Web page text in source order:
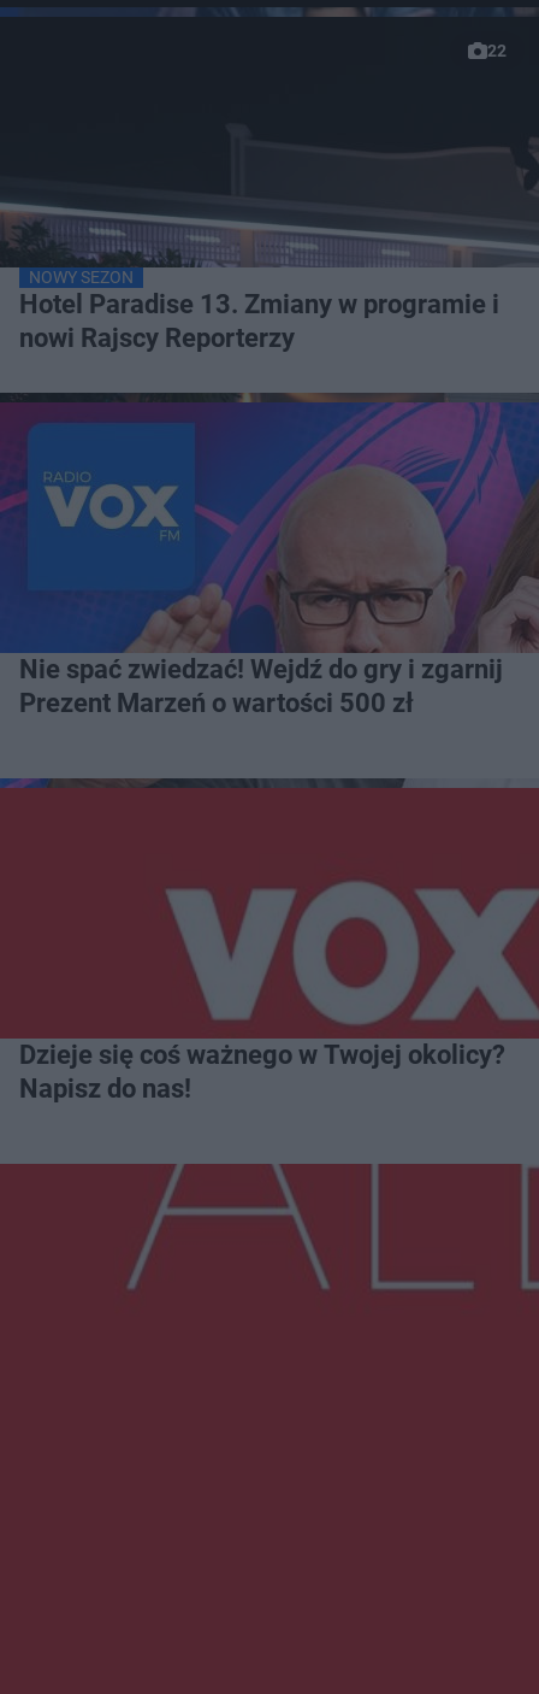
22
NOWY SEZON
Hotel Paradise 13. Zmiany w programie i
nowi Rajscy Reporterzy
Nie spać zwiedzać! Wejdź do gry i zgarnij
Prezent Marzeń o wartości 500 zł
Dzieje się coś ważnego w Twojej okolicy?
Napisz do nas!
Więcej